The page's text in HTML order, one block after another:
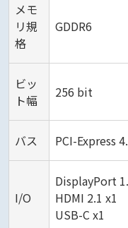
メモ
リ規
格
GDDR6
ビッ
ト幅
256 bit
バス PCI-Express
I/O
DisplayPort
HDMI 2.1 x1
USB-C x1